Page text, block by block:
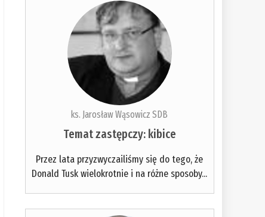
ks. Jarosław Wąsowicz SDB
Temat zastępczy: kibice
Przez lata przyzwyczailiśmy się do tego, że
Donald Tusk wielokrotnie i na różne sposoby...